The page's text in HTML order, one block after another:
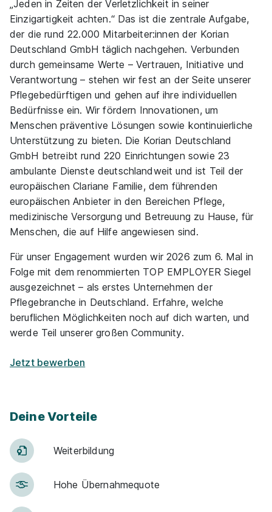
15.11.2026
33602 Bielefeld
90%
Eignung
Du bist noch unentschlossen?
Eignung checken und passende Stelle finden.
Mehr erfahren
„Jeden in Zeiten der Verletzlichkeit in seiner
Einzigartigkeit achten.“ Das ist die zentrale Aufgabe,
der die rund 22.000 Mitarbeiter:innen der Korian
Deutschland GmbH täglich nachgehen. Verbunden
durch gemeinsame Werte – Vertrauen, Initiative und
Verantwortung – stehen wir fest an der Seite unserer
Pflegebedürftigen und gehen auf ihre individuellen
Bedürfnisse ein. Wir fördern Innovationen, um
Menschen präventive Lösungen sowie kontinuierliche
Unterstützung zu bieten. Die Korian Deutschland
GmbH betreibt rund 220 Einrichtungen sowie 23
ambulante Dienste deutschlandweit und ist Teil der
europäischen Clariane Familie, dem führenden
europäischen Anbieter in den Bereichen Pflege,
medizinische Versorgung und Betreuung zu Hause, für
Menschen, die auf Hilfe angewiesen sind.
Für unser Engagement wurden wir 2026 zum 6. Mal in
Folge mit dem renommierten TOP EMPLOYER Siegel
ausgezeichnet – als erstes Unternehmen der
Pflegebranche in Deutschland. Erfahre, welche
beruflichen Möglichkeiten noch auf dich warten, und
werde Teil unserer großen Community.
Jetzt bewerben
Deine Vorteile
Weiter­bildung
Hohe Über­nah­me­quote